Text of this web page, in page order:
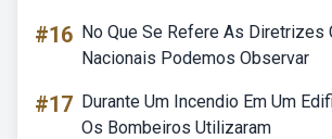
#16 No Que Se Refere As Diretrizes
Nacionais Podemos Observar
#17 Durante Um Incendio Em Um
Os Bombeiros Utilizaram